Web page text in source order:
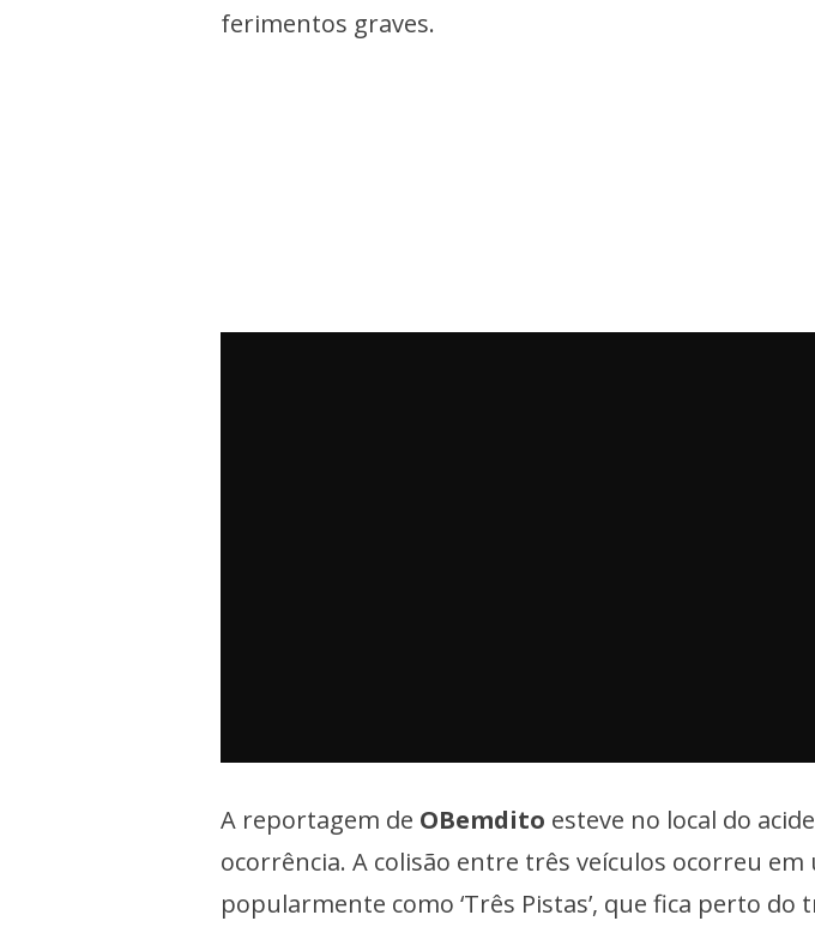
ferimentos graves.
A reportagem de OBemdito esteve no local do
ocorrência. A colisão entre três veículos ocorreu em
popularmente como ‘Três Pistas’, que fica perto do